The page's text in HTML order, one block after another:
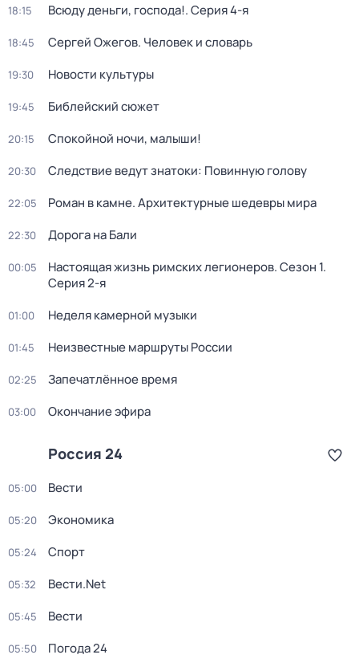
18:15 Всюду деньги, господа!. Серия 4-я
18:45 Сергей Ожегов. Человек и словарь
19:30 Новости культуры
19:45 Библейский сюжет
20:15 Спокойной ночи, малыши!
20:30 Следствие ведут знатоки: Повинную голову
22:05 Роман в камне. Архитектурные шедевры мира
22:30 Дорога на Бали
00:05 Настоящая жизнь римских легионеров. Сезон 1.
Серия 2-я
01:00 Неделя камерной музыки
01:45 Неизвестные маршруты России
02:25 Запечатлённое время
03:00 Окончание эфира
Россия 24
05:00 Вести
05:20 Экономика
05:24 Спорт
05:32 Вести.Net
05:45 Вести
05:50 Погода 24